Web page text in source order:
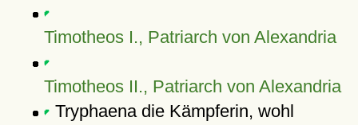
Timotheos I., Patriarch von Alexandria
Timotheos II., Patriarch von Alexandria
Tryphaena die Kämpferin, wohl